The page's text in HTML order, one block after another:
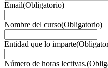
Email(Obligatorio)
Nombre del curso(Obligatorio)
Entidad que lo imparte
Número de horas lectivas.